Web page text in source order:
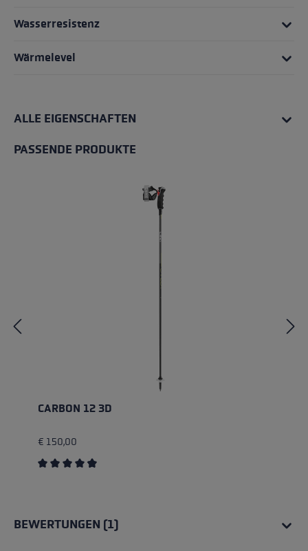
Wasserresistenz
Wärmelevel
ALLE EIGENSCHAFTEN
PASSENDE PRODUKTE
CARBON 12 3D
€ 150,00
BEWERTUNGEN (1)